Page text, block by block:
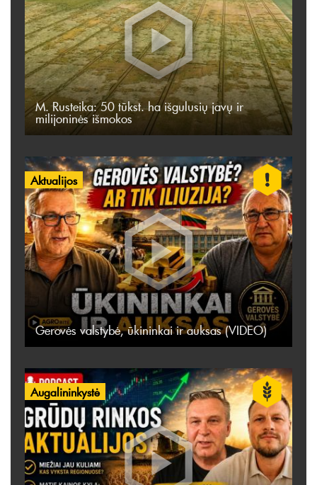
M. Rusteika: 50 tūkst. ha išgulusių javų ir
milijoninės išmokos
Aktualijos
Gerovės valstybė, ūkininkai ir auksas (VIDEO)
Augalininkystė